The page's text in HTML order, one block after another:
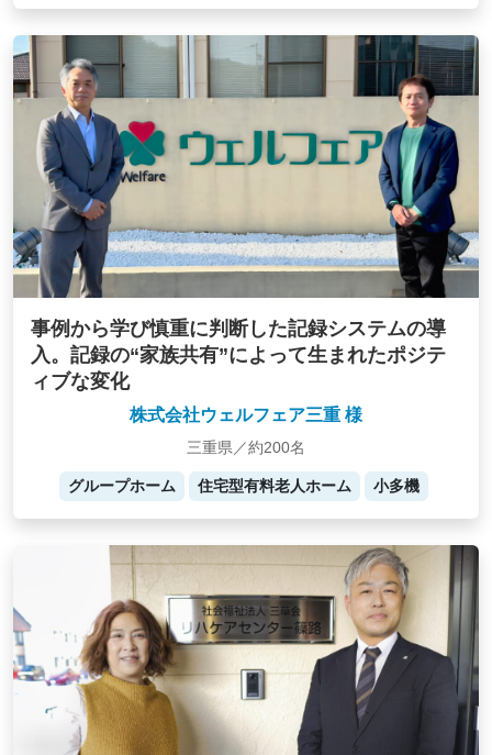
事例から学び慎重に判断した記録システムの導
入。記録の“家族共有”によって生まれたポジテ
ィブな変化
株式会社ウェルフェア三重 様
三重県／約200名
グループホーム 住宅型有料老人ホーム 小多機